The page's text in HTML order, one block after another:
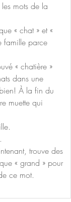
mots de la
« chat » et «
famille parce
« chatière »
dans une
À la fin du
muette qui
trouve des
« grand » pour
ce mot.